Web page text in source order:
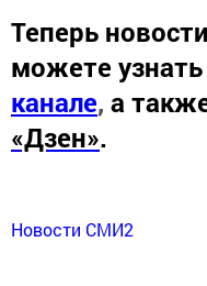
Теперь
можете
канале, а
«Дзен».
Новости СМИ2